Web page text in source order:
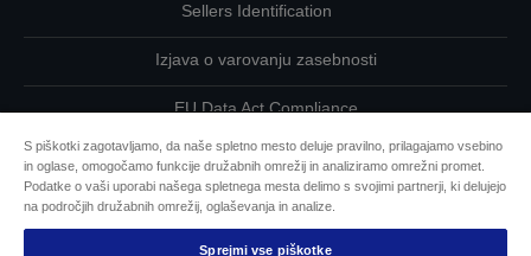
Sellers Identification
Izjava o varovanju zasebnosti
EU Data Act Compliance
Kontaktirajte nas glede svojih podatkov
Informacije o piškotkih
S piškotki zagotavljamo, da naše spletno mesto deluje pravilno, prilagajamo vsebino
in oglase, omogočamo funkcije družabnih omrežij in analiziramo omrežni promet.
Podatke o vaši uporabi našega spletnega mesta delimo s svojimi partnerji, ki delujejo
na področjih družabnih omrežij, oglaševanja in analize.
Sprejmi vse piškotke